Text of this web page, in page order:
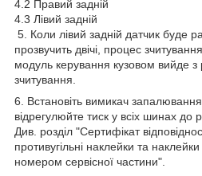
4.2 Правий задній
4.3 Лівий задній
5. Коли лівий задній датчик буде
прозвучить двічі, процес
модуль керування кузовом вийде
зчитування.
6. Встановіть вимикач
відрегулюйте тиск у всіх шинах
Див. розділ "Сертифікат
противугільні наклейки та
номером сервісної частини".